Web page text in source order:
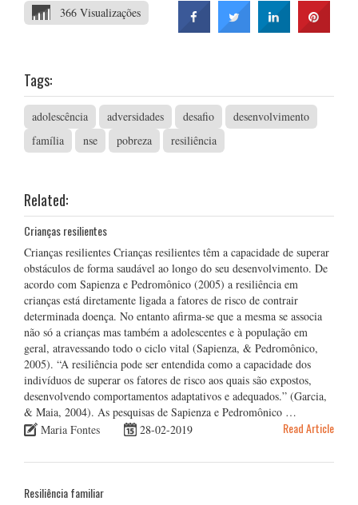
366 Visualizações
Tags:
adolescência adversidades desafio
desenvolvimento
família
nse pobreza resiliência
Related:
Crianças resilientes
Crianças resilientes Crianças resilientes têm a capacidade de superar
obstáculos de forma saudável ao longo do seu desenvolvimento. De
acordo com Sapienza e Pedromônico (2005) a resiliência em
crianças está diretamente ligada a fatores de risco de contrair
determinada doença. No entanto afirma-se que a mesma se associa
não só a crianças mas também a adolescentes e à população em
geral, atravessando todo o ciclo vital (Sapienza, & Pedromônico,
2005). “A resiliência pode ser entendida como a capacidade dos
indivíduos de superar os fatores de risco aos quais são expostos,
desenvolvendo comportamentos adaptativos e adequados.” (Garcia,
& Maia, 2004). As pesquisas de Sapienza e Pedromônico …
Maria Fontes
28-02-2019 Read Article
Resiliência familiar